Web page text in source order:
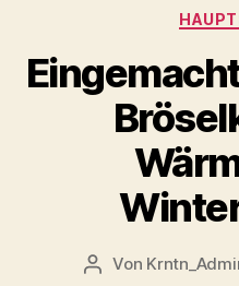
Beitragsautor
Von